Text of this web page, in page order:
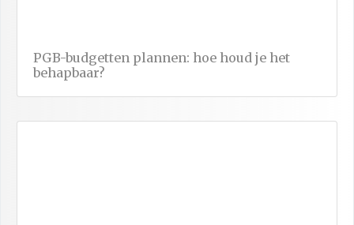
PGB-budgetten plannen: hoe houd je het
behapbaar?